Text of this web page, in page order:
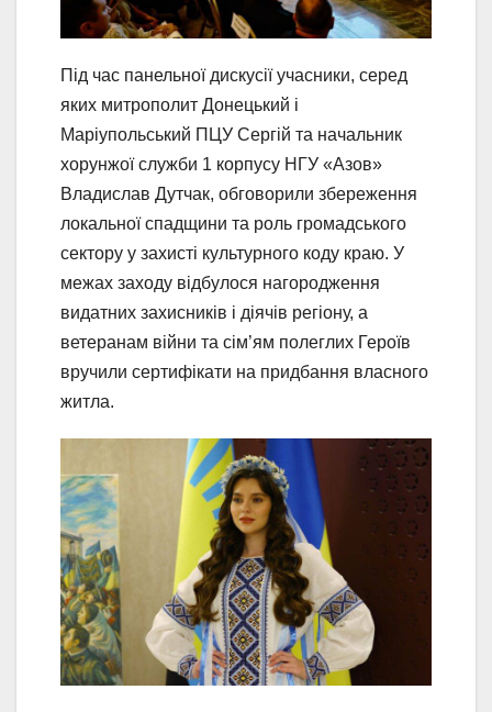
Під час панельної дискусії учасники, серед
яких митрополит Донецький і
Маріупольський ПЦУ Сергій та начальник
хорунжої служби 1 корпусу НГУ «Азов»
Владислав Дутчак, обговорили збереження
локальної спадщини та роль громадського
сектору у захисті культурного коду краю. У
межах заходу відбулося нагородження
видатних захисників і діячів регіону, а
ветеранам війни та сім’ям полеглих Героїв
вручили сертифікати на придбання власного
житла.